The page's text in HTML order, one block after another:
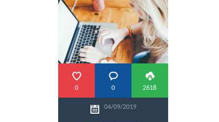
0 0 2618
04/09/2019